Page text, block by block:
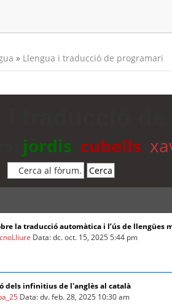
» Llengua i traducció de programari
jordis cubells
la traducció automàtica i l’ús de llengües
Data: dc. oct. 15, 2025 5:44 pm
dels infinitius de l'anglès al català
Data: dv. feb. 28, 2025 10:30 am